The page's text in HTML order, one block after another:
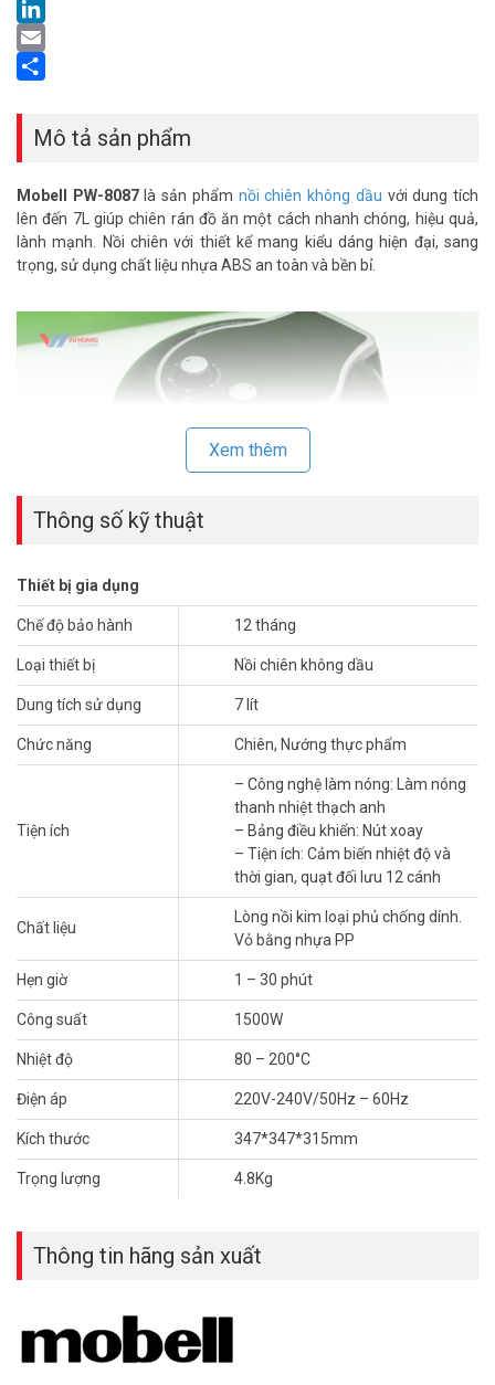
LinkedIn
Email
Mô tả sản phẩm
Mobell PW-8087là sản phẩm nồi chiên không dầu với dung tích
lên đến 7L giúp chiên rán đồ ăn một cách nhanh chóng, hiệu quả,
lành mạnh. Nồi chiên với thiết kể mang kiểu dáng hiện đại, sang
trọng, sử dụng chất liệu nhựa ABS an toàn và bền bỉ.
Thiết kế hiện đại, sang trọng, mặt kính trong
suốt
– Điều khiển bằng nút xoay, dễ dàng thao tác. Mặt kính trong suốt
dễ dàng quan sát thực phẩm nướng trong nồi
–Nồi chiên không dầu 7L PV-8087có kiểu dáng độc đáo, nhỏ gọn.
Sản phẩm có màu đen sang trọng, lạ mắt, rất phù hợp với các
– Nồi phù hợp cho các gia đình đông người thường xuyên nấu
– Vỏ ngoài được làm bằng nhựa PP cao cấp, cách nhiệt tốt. Nhựa
cao và chịu nhiệt tốt nên sẽ giảm tối đa nguy cơ bị bỏng khi chạm
phải.
Công suất 1500W siêu mạnh giúp thực phẩm
chín nhanh hơn, tiết kiệm thời gian nấu nướng.
Nồi chiên không dầu Mobell PW-8087 với công suất 1500W thanh
làm nhiệt thạch anh Hồng Ngoại làm nóng cực nhanh
Xem thêm
Thông số kỹ thuật
Thiết bị gia dụng
Chế độ bảo hành 12 tháng
Loại thiết bị Nồi chiên không dầu
Dung tích sử dụng 7 lít
Chức năng Chiên, Nướng thực phẩm
Tiện ích
– Công nghệ làm nóng: Làm nóng
thanh nhiệt thạch anh
– Bảng điều khiển: Nút xoay
– Tiện ích: Cảm biến nhiệt độ và
thời gian, quạt đối lưu 12 cánh
Chất liệu
Lòng nồi kim loại phủ chống dính.
Vỏ bằng nhựa PP
Hẹn giờ 1 – 30 phút
Công suất 1500W
Nhiệt độ 80 – 200°C
Điện áp 220V-240V/50Hz – 60Hz
Kích thước 347*347*315mm
Trọng lượng 4.8Kg
Thông tin hãng sản xuất